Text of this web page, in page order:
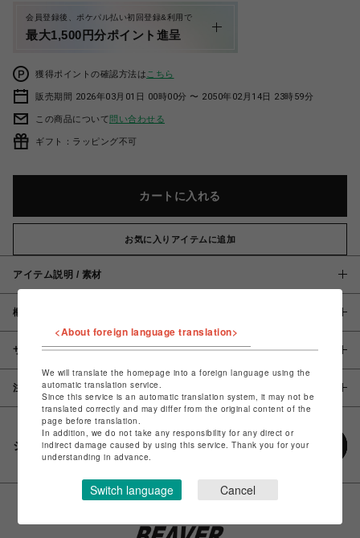
会員登録後、ポケパル払い初回登録&利用で
最大1,500円分ポイント進呈
獲得ポイントの確認方法は こちら
販売期間 2026年03月01日 00時00分 〜 2050年02月14日 23時59分
この商品について問い合わせる
ギフト：ラッピング不可
カートに入れる
お気に入りアイテムに追加
アイテム説明 / 素材
概要
サイズ
注意事項
シェアする
<About foreign language translation>
We will translate the homepage into a foreign language using the
automatic translation service.
Since this service is an automatic translation system, it may not be
translated correctly and may differ from the original content of the
page before translation.
In addition, we do not take any responsibility for any direct or
indirect damage caused by using this service. Thank you for your
understanding in advance.
Switch language Cancel